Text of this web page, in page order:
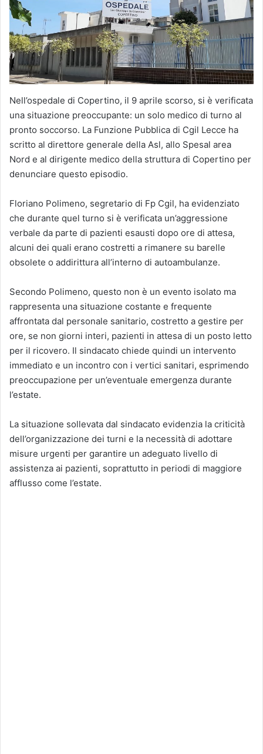
Nell’ospedale di Copertino, il 9 aprile scorso, si è verificata
una situazione preoccupante: un solo medico di turno al
pronto soccorso. La Funzione Pubblica di Cgil Lecce ha
scritto al direttore generale della Asl, allo Spesal area
Nord e al dirigente medico della struttura di Copertino per
denunciare questo episodio.
Floriano Polimeno, segretario di Fp Cgil, ha evidenziato
che durante quel turno si è verificata un’aggressione
verbale da parte di pazienti esausti dopo ore di attesa,
alcuni dei quali erano costretti a rimanere su barelle
obsolete o addirittura all’interno di autoambulanze.
Secondo Polimeno, questo non è un evento isolato ma
rappresenta una situazione costante e frequente
affrontata dal personale sanitario, costretto a gestire per
ore, se non giorni interi, pazienti in attesa di un posto letto
per il ricovero. Il sindacato chiede quindi un intervento
immediato e un incontro con i vertici sanitari, esprimendo
preoccupazione per un’eventuale emergenza durante
l’estate.
La situazione sollevata dal sindacato evidenzia la criticità
dell’organizzazione dei turni e la necessità di adottare
misure urgenti per garantire un adeguato livello di
assistenza ai pazienti, soprattutto in periodi di maggiore
afflusso come l’estate.